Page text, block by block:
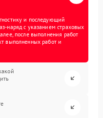
и последующий
наряд с указанием страховых
после выполнения работ
выполненных работ и